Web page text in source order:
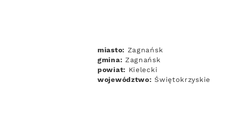
miasto: Zagnańsk
gmina: Zagnańsk
powiat: Kielecki
województwo: Świętokrzyskie